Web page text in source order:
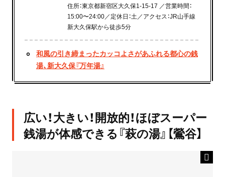
住所：東京都新宿区大久保1-15-17 ／営業時間：
15:00〜24:00／定休日：土／アクセス：JR山手線
新大久保駅から徒歩5分
和風の引き締まったカッコよさがあふれる都心の銭
湯、新大久保『万年湯』
広い！大きい！開放的！ほぼスーパー
銭湯が体感できる『萩の湯』【鶯谷】